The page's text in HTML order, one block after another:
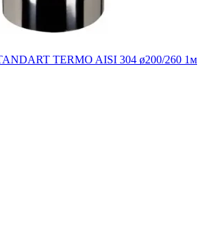
TERMO AISI 304 ø200/260 1м